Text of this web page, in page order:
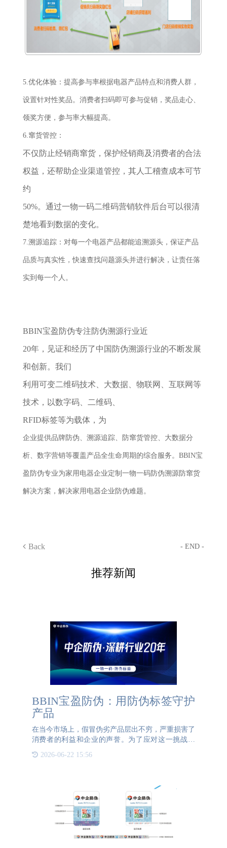
5.优化体验：提高参与率根据电器产品特点和消费人群，
设置针对性奖品。消费者扫码即可参与促销，奖品走心、
领奖方便，参与率大幅提高。
6.窜货管控：
不仅防止经销商窜货，保护经销商及消费者的合法
权益，还帮助企业渠道管控，其人工稽查成本可节
约
50%。通过一物一码二维码营销软件后台可以很清
楚地看到数据的变化。
7.溯源追踪：对每一个电器产品都能追溯源头，保证产品
品质与真实性，快速查找问题源头并进行解决，让责任落
实到每一个人。
BBIN宝盈防伪专注防伪溯源行业近
20年，见证和经历了中国防伪溯源行业的不断发展
和创新。我们
利用可变二维码技术、大数据、物联网、互联网等
技术，以数字码、二维码、
RFID标签等为载体，为
企业提供品牌防伪、溯源追踪、防窜货管控、大数据分
析、数字营销等覆盖产品全生命周期的综合服务。BBIN宝
盈防伪专业为家用电器企业定制一物一码防伪溯源防窜货
解决方案，解决家用电器企业防伪难题。
Back - END -
推荐新闻
BBIN宝盈防伪：用防伪标签守护
产品
在当今市场上，假冒伪劣产品层出不穷，严重损害了
消费者的利益和企业的声誉。为了应对这一挑战，
BBIN宝盈防伪作为一家专业的防伪技术公司，致力
于为企业提供高效、可靠的防伪标签解决方案。
2026-06-22 15:56